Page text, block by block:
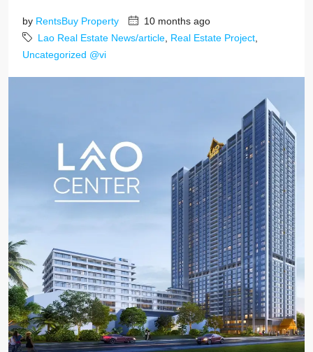
by RentsBuy Property
10 months ago
Lao Real Estate News/article Real Estate Project
Uncategorized @vi